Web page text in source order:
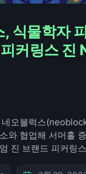
식물학자
커링스 진
오블럭스
와 협업해 서머홀
진 브랜드 피커링